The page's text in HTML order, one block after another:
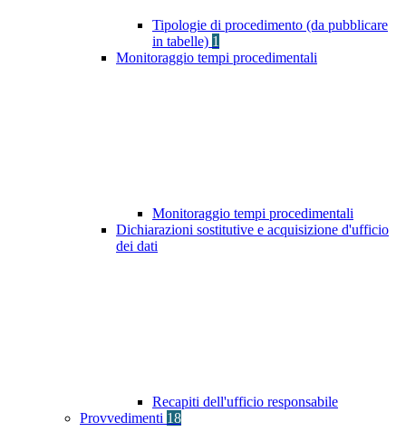
Tipologie di procedimento (da pubblicare
in tabelle) 1
Monitoraggio tempi procedimentali
Monitoraggio tempi procedimentali
Dichiarazioni sostitutive e acquisizione d'ufficio
dei dati
Recapiti dell'ufficio responsabile
Provvedimenti 18